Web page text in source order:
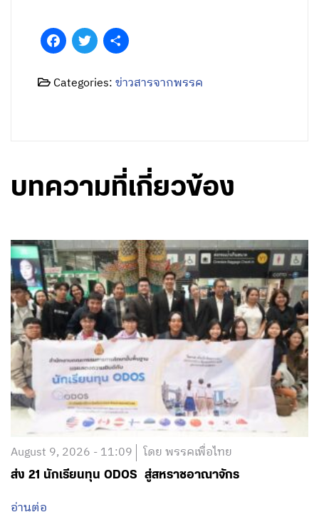
FacebookTwitter
Categories:ข่าวสารจากพรรค
บทความที่เกี่ยวข้อง
August 9, 2026 - 11:09 โดย พรรคเพื่อไทย
ส่ง 21 นักเรียนทุน ODOS สู่สหราชอาณาจักร
อ่านต่อ